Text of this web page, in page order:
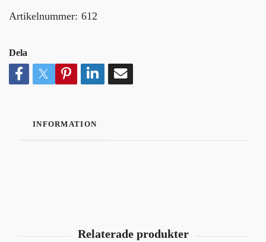
Artikelnummer: 612
Dela
INFORMATION